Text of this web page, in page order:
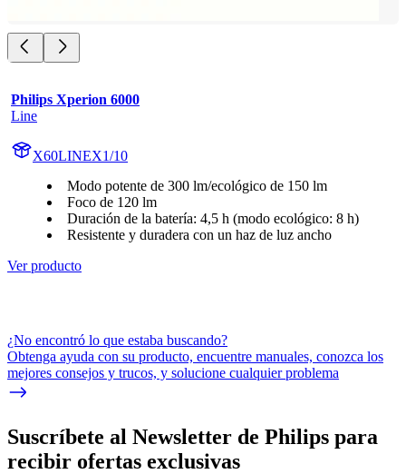
Philips Xperion 6000
Line
X60LINEX1/10
Modo potente de 300 lm/ecológico de 150 lm
Foco de 120 lm
Duración de la batería: 4,5 h (modo ecológico: 8 h)
Resistente y duradera con un haz de luz ancho
Ver producto
¿No encontró lo que estaba buscando?
Obtenga ayuda con su producto, encuentre manuales, conozca los
mejores consejos y trucos, y solucione cualquier problema
Suscríbete al Newsletter de Philips para
recibir ofertas exclusivas